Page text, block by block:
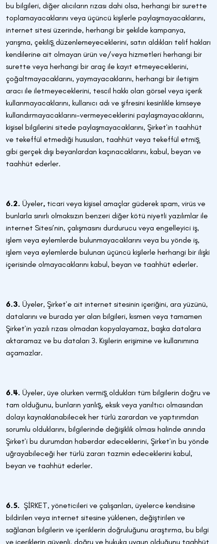
bu bilgileri, diğer alıcıların rızası dahi olsa, herhangi bir surette
toplamayacaklarını veya üçüncü kişilerle paylaşmayacaklarını,
internet sitesi üzerinde, herhangi bir şekilde kampanya,
yarışma, çekiliş̧ düzenlemeyeceklerini, satın aldıkları telif hakları
kendilerine ait olmayan ürün ve/veya hizmetleri herhangi bir
surette veya herhangi bir araç ile kayıt etmeyeceklerini,
çoğaltmayacaklarını, yaymayacaklarını, herhangi bir iletişim
aracı ile iletmeyeceklerini, tescil hakkı olan görsel veya içerik
kullanmayacaklarını, kullanıcı adı ve şifresini kesinlikle kimseye
kullandırmayacaklarını-vermeyeceklerini paylaşmayacaklarını,
kişisel bilgilerini sitede paylaşmayacaklarını, Şirket’in taahhüt
ve tekeffül etmediği hususları, taahhüt veya tekeffül etmiş̧
gibi gerçek dışı beyanlardan kaçınacaklarını, kabul, beyan ve
taahhüt ederler.
6.2. Üyeler, ticari veya kişisel amaçlar güderek spam, virüs ve
bunlarla sınırlı olmaksızın benzeri diğer kötü niyetli yazılımlar ile
internet Sitesi’nin, çalışmasını durdurucu veya engelleyici iş,
işlem veya eylemlerde bulunmayacaklarını veya bu yönde iş,
işlem veya eylemlerde bulunan üçüncü kişilerle herhangi bir ilişki
içerisinde olmayacaklarını kabul, beyan ve taahhüt ederler.
6.3. Üyeler, Şirket’e ait internet sitesinin içeriğini, ara yüzünü,
datalarını ve burada yer alan bilgileri, kısmen veya tamamen
Şirket’in yazılı rızası olmadan kopyalayamaz, başka datalara
aktaramaz ve bu dataları 3. Kişilerin erişimine ve kullanımına
açamazlar.
6.4. Üyeler, üye olurken vermiş̧ oldukları tüm bilgilerin doğru ve
tam olduğunu, bunların yanlış̧, eksik veya yanıltıcı olmasından
dolayı kaynaklanabilecek her türlü zarardan ve yaptırımdan
sorumlu olduklarını, bilgilerinde değişiklik olması halinde anında
Şirket’i bu durumdan haberdar edeceklerini, Şirket’in bu yönde
uğrayabileceği her türlü zararı tazmin edeceklerini kabul,
beyan ve taahhüt ederler.
6.5. ŞİRKET, yöneticileri ve çalışanları, üyelerce kendisine
bildirilen veya internet sitesine yüklenen, değiştirilen ve
sağlanan bilgilerin ve içeriklerin doğruluğunu araştırma, bu bilgi
ve içeriklerin güvenli, doğru ve hukuka uygun olduğunu taahhüt